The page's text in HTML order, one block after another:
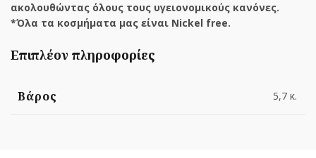
ακολουθώντας όλους τους υγειονομικούς κανόνες.
*Όλα τα κοσμήματα μας είναι Nickel free.
Επιπλέον πληροφορίες
Βάρος 5,7 κ.